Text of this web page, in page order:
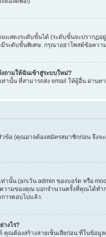
สดงระดับขั้นได้ (ระดับขั้นจะปรากฏ
มีระดับขั้นพิเศษ. กรุณาอย่าโพสต์ข้อค
ถามให้ฉันเข้าสู่ระบบใหม่?
านั้น ที่สามารถส่ง email ให้ผู้อื่น ผ่าน
ข้อ (คุณอาจต้องสมัครสมาชิกก่อน จึง
นั้น (ยกเว้น admin ของบอร์ด หรือ
ามของคุณ บอกจำนวนครั้งที่คุณได้ทำ
ารตอบไปแล้ว.
างไร?
ณต้องสร้างลายเซ็นเสียก่อน ที่ในข้อ